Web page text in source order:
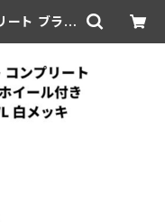
ート ブラス